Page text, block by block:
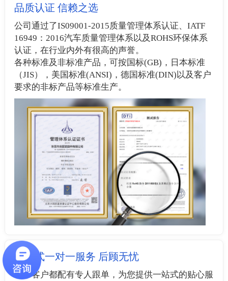
品质认证 信赖之选
公司通过了IS09001-2015质量管理体系认证、IATF
16949：2016汽车质量管理体系以及ROHS环保体系
认证，在行业内外有很高的声誉。
各种标准及非标准产品，可按国标(GB)，日本标准
（JIS），美国标准(ANSI)，德国标准(DIN)以及客户
要求的非标产品等标准生产。
管家式一对一服务 后顾无忧
每个客户都配有专人跟单，为您提供一站式的贴心服